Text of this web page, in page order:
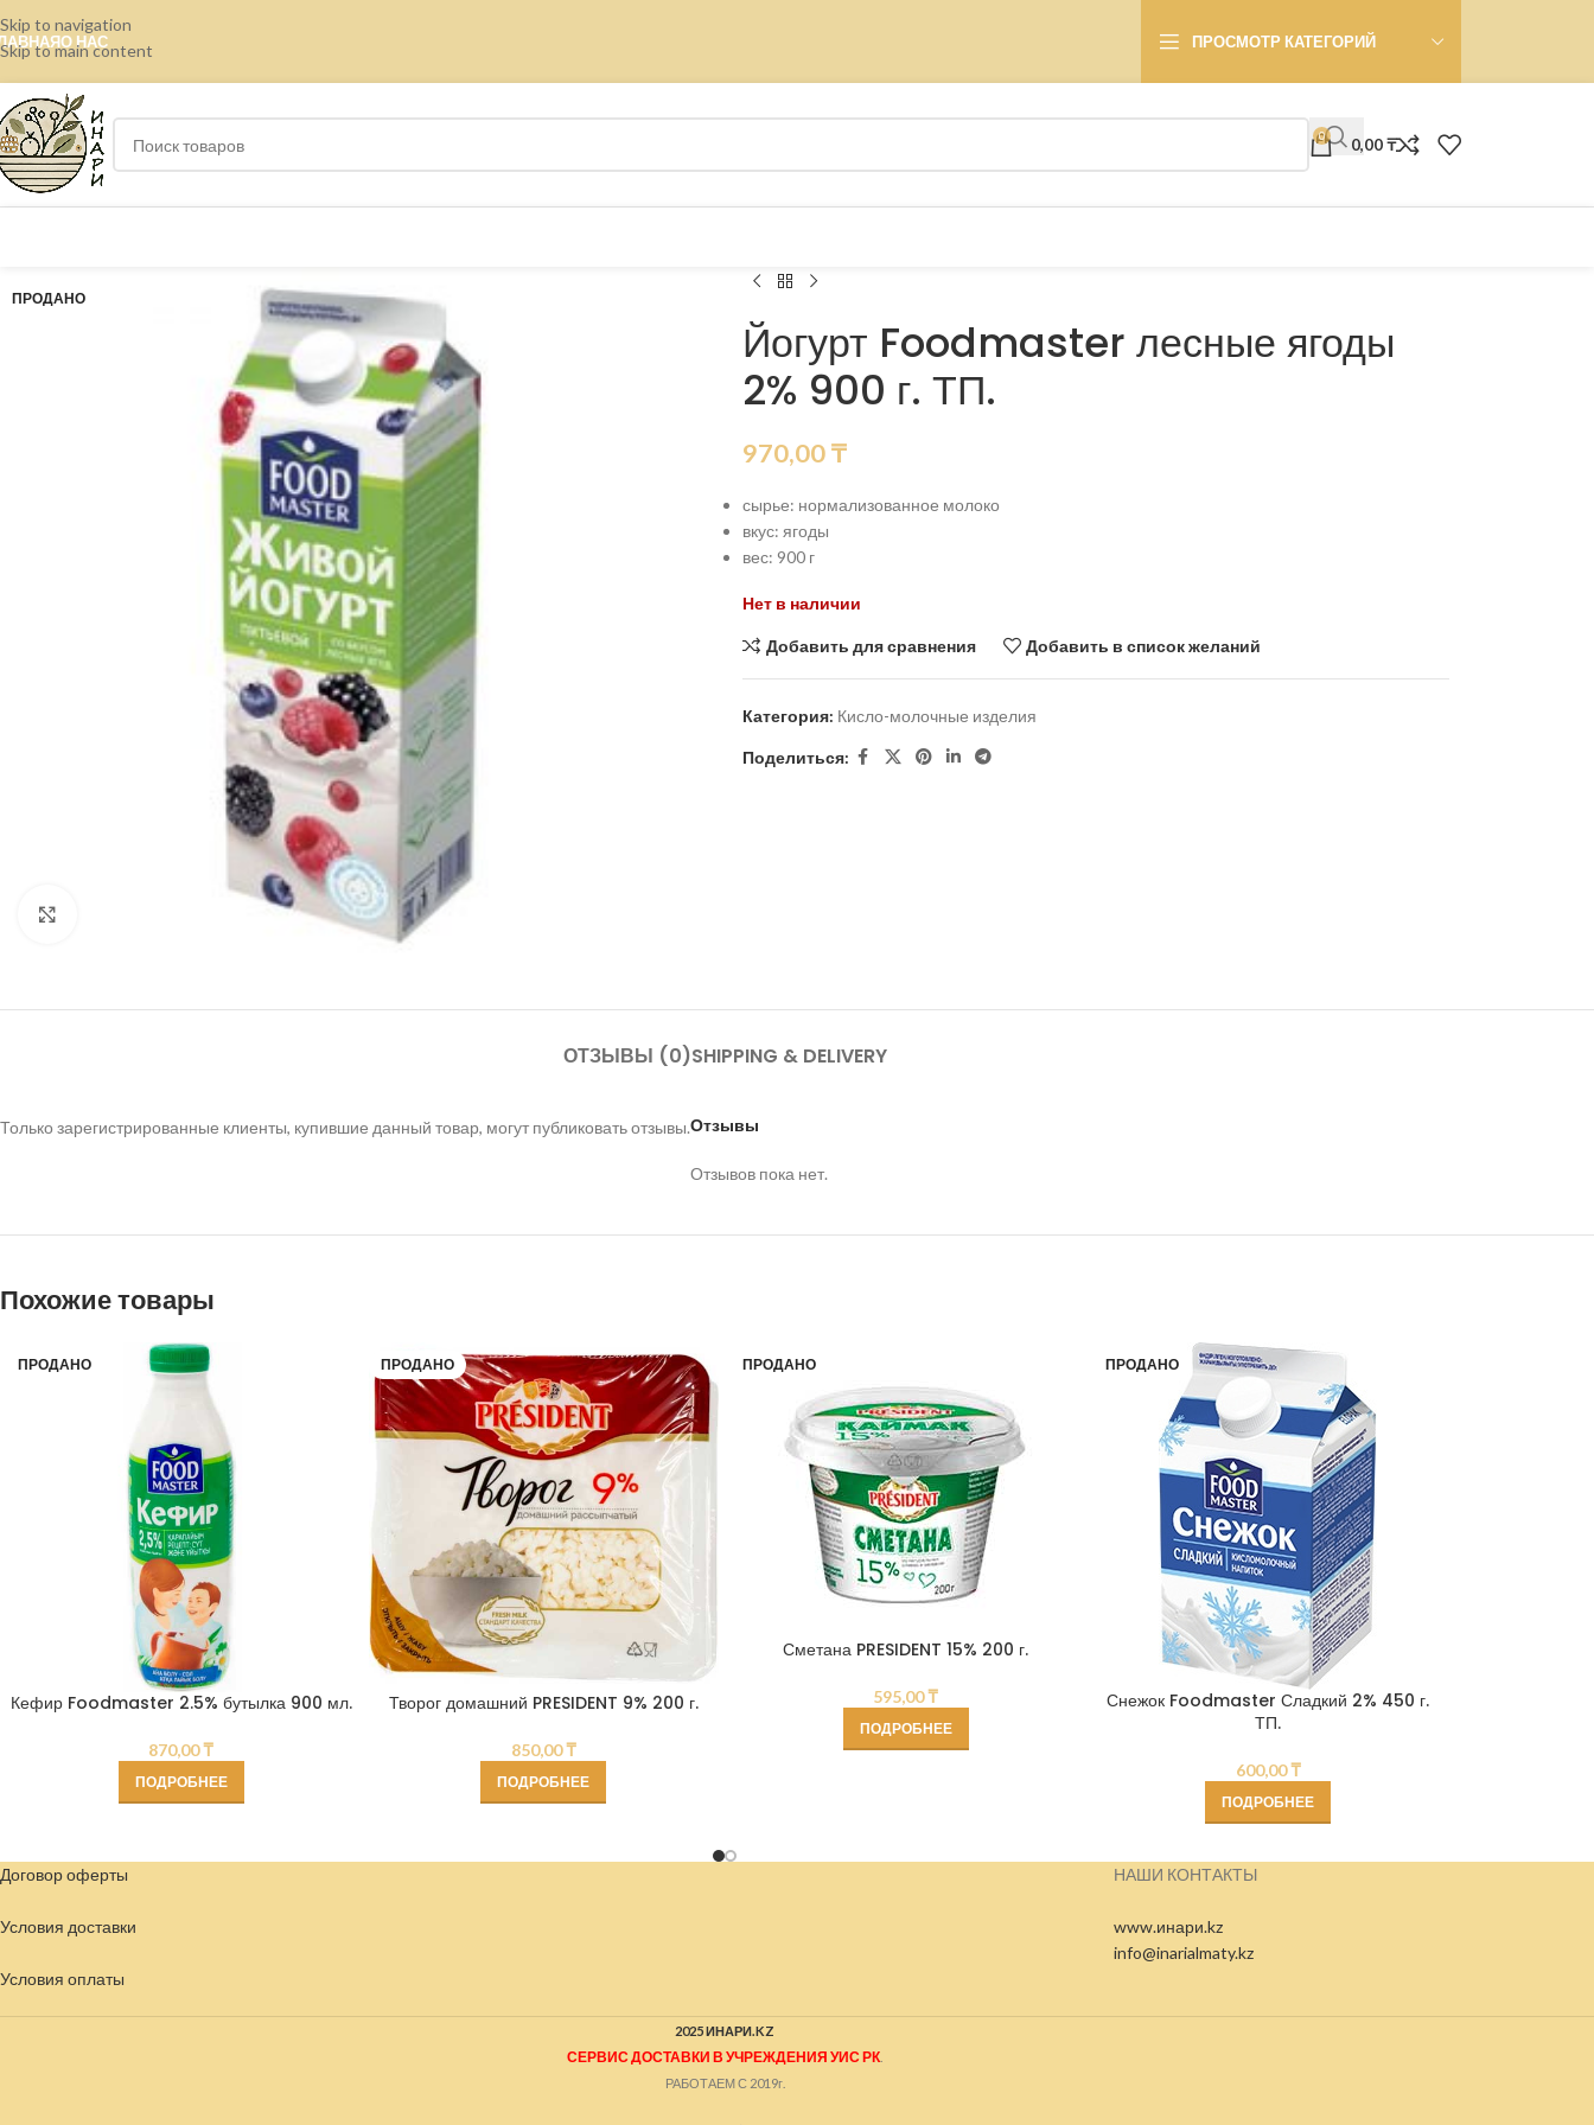
Skip to navigation
Skip to main content
О НАС ПРОСМОТР КАТЕГОРИЙ
0 0,00₸
ПРОДАНО
Йогурт Foodmaster лесные ягоды
2% 900 г. ТП.
970,00₸
сырье: нормализованное молоко
вкус: ягоды
вес: 900 г
Нет в наличии
Добавить для сравнения Добавить в список желаний
Категория: Кисло-молочные изделия
Поделиться:
ОТЗЫВЫ (0)SHIPPING & DELIVERY
Отзывы
Отзывов пока нет.
Только зарегистрированные клиенты, купившие данный товар, могут публиковать отзывы.
Похожие товары
ПРОДАНО
Кефир Foodmaster 2.5% бутылка 900 мл.
870,00₸
ПОДРОБНЕЕ
ПРОДАНО
Творог домашний PRESIDENT 9% 200 г.
850,00₸
ПОДРОБНЕЕ
ПРОДАНО
Сметана PRESIDENT 15% 200 г.
595,00₸
ПОДРОБНЕЕ
ПРОДАНО
Снежок Foodmaster Сладкий 2% 450 г.
ТП.
600,00₸
ПОДРОБНЕЕ
Договор оферты
Условия доставки
Условия оплаты
НАШИ КОНТАКТЫ
www.инари.kz
info@inarialmaty.kz
2025 ИНАРИ.KZ
СЕРВИС ДОСТАВКИ В УЧРЕЖДЕНИЯ УИС РК
РАБОТАЕМ С 2019г.